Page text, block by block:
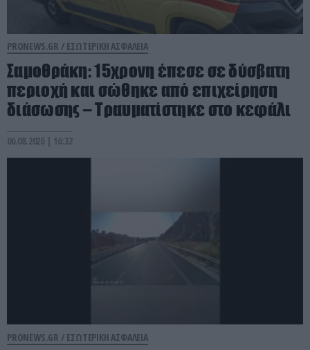
PRONEWS.GR / ΕΣΩΤΕΡΙΚΗ ΑΣΦΑΛΕΙΑ
Σαμοθράκη: 15χρονη έπεσε σε δύσβατη
περιοχή και σώθηκε από επιχείρηση
διάσωσης – Τραυματίστηκε στο κεφάλι
06.08.2026 | 16:32
PRONEWS.GR / ΕΣΩΤΕΡΙΚΗ ΑΣΦΑΛΕΙΑ